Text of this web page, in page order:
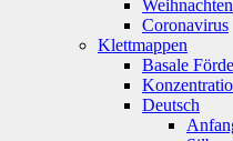
Weihnachten
Coronavirus
Klettmappen
Basale
Deutsch